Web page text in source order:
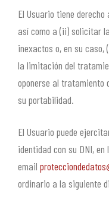
El Usuario tiene
así como a (ii) solicitar
inexactos o, en su
la limitación del
oponerse al tratamiento
su portabilidad.
El Usuario puede
identidad con su DNI,
email
ordinario a la siguiente